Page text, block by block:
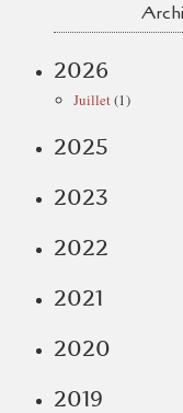
2026
Juillet(1)
2025
2023
2022
2021
2020
2019